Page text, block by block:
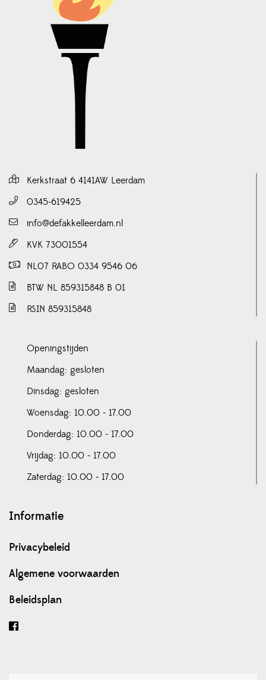
Kerkstraat 6 4141AW Leerdam
0345-619425
info@defakkelleerdam.nl
KVK 73001554
NL07 RABO 0334 9546 06
BTW NL 859315848 B 01
RSIN 859315848
Openingstijden
Maandag: gesloten
Dinsdag: gesloten
Woensdag: 10.00 - 17.00
Donderdag: 10.00 - 17.00
Vrijdag: 10.00 - 17.00
Zaterdag: 10.00 - 17.00
Informatie
Privacybeleid
Algemene voorwaarden
Beleidsplan